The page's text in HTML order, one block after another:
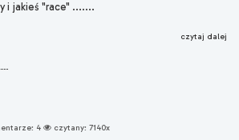
i jakieś "race" .......
czytaj dalej
4 czytany: 7140x